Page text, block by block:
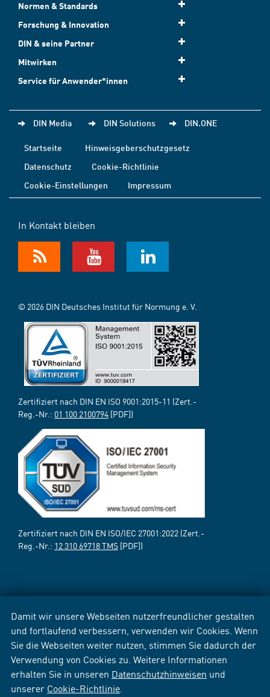
Damit wir unsere Webseiten nutzerfreundlicher gestalten
und fortlaufend verbessern, verwenden wir Cookies. Wenn
Sie die Webseiten weiter nutzen, stimmen Sie dadurch der
Verwendung von Cookies zu. Weitere Informationen
erhalten Sie in unseren Datenschutzhinweisen und
unserer Cookie-Richtlinie
Normen & Standards
Forschung & Innovation
DIN & seine Partner
Mitwirken
Service für Anwender*innen
DIN Media DIN Solutions DIN.ONE
Startseite
Hinweisgeberschutzgesetz
Datenschutz
Cookie-Richtlinie
Cookie-Einstellungen
Impressum
In Kontakt bleiben
© 2026 DIN Deutsches Institut für Normung e. V.
Zertifiziert nach DIN EN ISO 9001:2015-11 (Zert.-
Reg.-Nr.: 01 100 2100794 [PDF])
Zertifiziert nach DIN EN ISO/IEC 27001:2022 (Zert.-
Reg.-Nr.: 12 310 69718 TMS [PDF])